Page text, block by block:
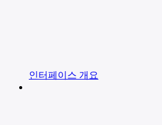
인터페이스 개요